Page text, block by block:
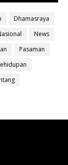
Dhamasraya
News
Pasaman